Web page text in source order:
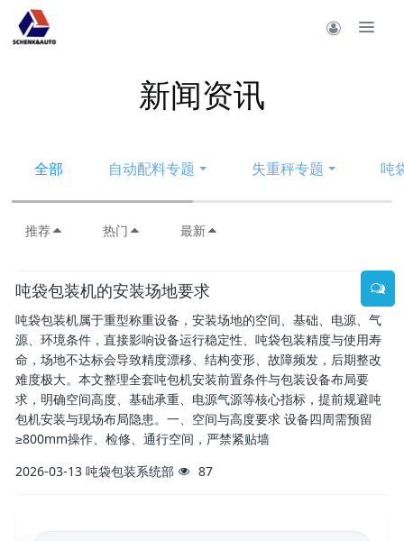
新闻资讯
全部 自动配料专题 失重秤专题 吨
推荐 热门 最新
吨袋包装机的安装场地要求
吨袋包装机属于重型称重设备，安装场地的空间、基础、电源、气
源、环境条件，直接影响设备运行稳定性、吨袋包装精度与使用寿
命，场地不达标会导致精度漂移、结构变形、故障频发，后期整改
难度极大。本文整理全套吨包机安装前置条件与包装设备布局要
求，明确空间高度、基础承重、电源气源等核心指标，提前规避吨
包机安装与现场布局隐患。一、空间与高度要求 设备四周需预留
≥800mm操作、检修、通行空间，严禁紧贴墙
2026-03-13 吨袋包装系统部 87